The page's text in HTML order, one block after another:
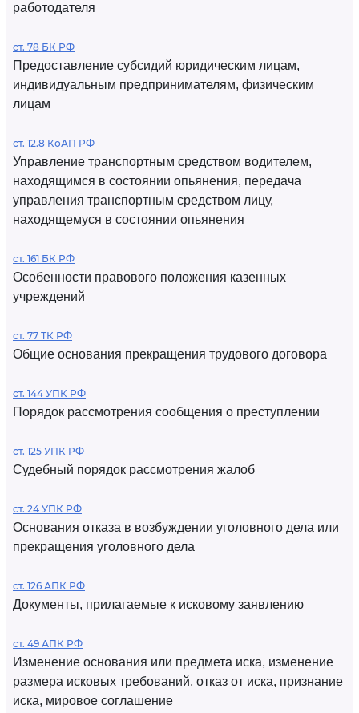
работодателя
ст. 78 БК РФ
Предоставление субсидий юридическим лицам,
индивидуальным предпринимателям, физическим
лицам
ст. 12.8 КоАП РФ
Управление транспортным средством водителем,
находящимся в состоянии опьянения, передача
управления транспортным средством лицу,
находящемуся в состоянии опьянения
ст. 161 БК РФ
Особенности правового положения казенных
учреждений
ст. 77 ТК РФ
Общие основания прекращения трудового договора
ст. 144 УПК РФ
Порядок рассмотрения сообщения о преступлении
ст. 125 УПК РФ
Судебный порядок рассмотрения жалоб
ст. 24 УПК РФ
Основания отказа в возбуждении уголовного дела или
прекращения уголовного дела
ст. 126 АПК РФ
Документы, прилагаемые к исковому заявлению
ст. 49 АПК РФ
Изменение основания или предмета иска, изменение
размера исковых требований, отказ от иска, признание
иска, мировое соглашение